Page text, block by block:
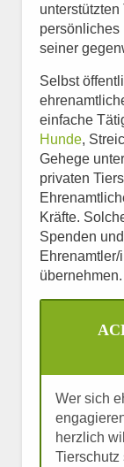
persönliches
seiner
Selbst
einfache
Hunde,
Gehege
privaten
Kräfte.
Spenden
übernehmen.
Wer sich
herzlich
Tierschutz